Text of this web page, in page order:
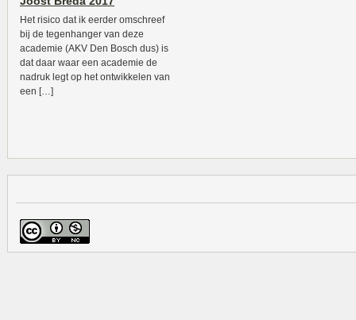
Het risico dat ik eerder omschreef
bij de tegenhanger van deze
academie (AKV Den Bosch dus) is
dat daar waar een academie de
nadruk legt op het ontwikkelen van
een […]